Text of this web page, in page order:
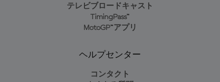
テレビブロードキャスト
TimingPass™
MotoGP™アプリ
ヘルプセンター
コンタクト